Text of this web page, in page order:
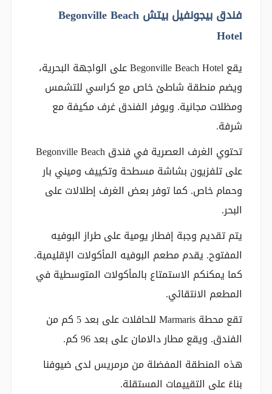
فندق بيجونفيل بيتش Begonville Beach
Hotel
يقع Begonville Beach Hotel على الواجهة البحرية،
ويضم منطقة شاطئ خاص مع كراسي للتشمس
ومظلات مجانية. ويوفر الفندق غرف مكيفة مع
شرفة.
تحتوي الغرف العصرية في فندق Begonville Beach
على تلفزيون بشاشة مسطحة وتكييف وميني بار
وحمام خاص. كما توفر بعض الغرف إطلالات على
البحر.
يتم تقديم وجبة إفطار يومية على طراز البوفيه
المفتوح. يقدم مطعم البوفيه المأكولات الإقليمية.
كما يمكنكم الاستمتاع بالمأكولات المتوسطية في
المطعم الانتقائي.
تقع محطة Marmaris للحافلات على بعد 5 كم من
الفندق. ويقع مطار دالامان على بعد 96 كم.
هذه المنطقة المفضلة من مرمريس لدى ضيوفنا
بناءً على التقييمات المستقلة.